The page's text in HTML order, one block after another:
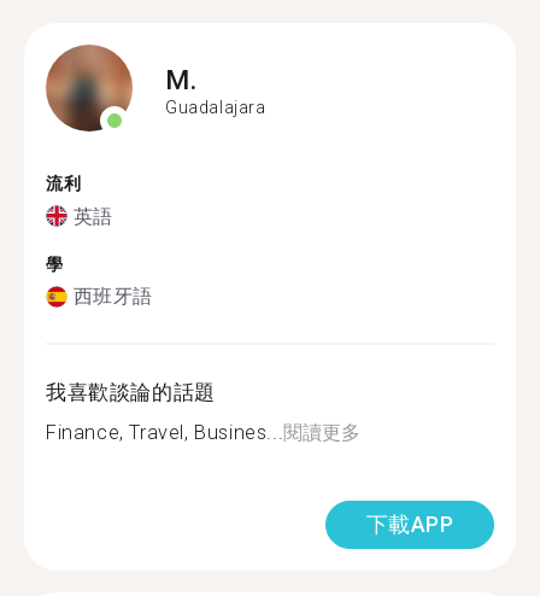
M.
Guadalajara
流利
英語
學
西班牙語
我喜歡談論的話題
Finance, Travel, Busines...閱讀更多
下載APP